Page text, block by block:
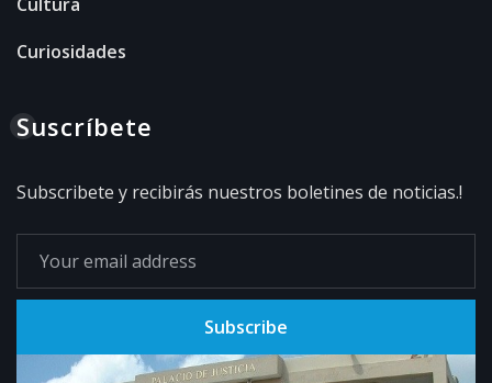
Curiosidades
Suscríbete
Subscribete y recibirás nuestros boletines de noticias.!
Subscribe